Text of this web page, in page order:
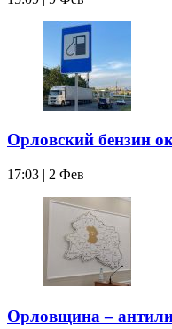
Орловский бензин
17:03 | 2 Фев
Орловщина –